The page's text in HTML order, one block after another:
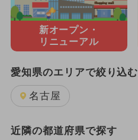
新オープン・
リニューアル
愛知県のエリアで絞り込む
名古屋
近隣の都道府県で探す